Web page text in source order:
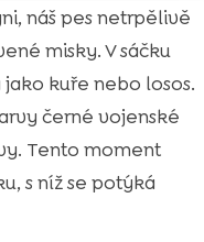
náš pes netrpělivě
misky. V sáčku
kuře nebo losos.
černé vojenské
Tento moment
s níž se potýká